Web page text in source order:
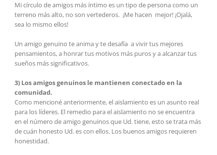
Mi círculo de amigos más íntimo es un tipo de persona como un
terreno más alto, no son vertederos. ¡Me hacen mejor! ¡Ojalá,
sea lo mismo ellos!
Un amigo genuino te anima y te desafía a vivir tus mejores
pensamientos, a honrar tus motivos más puros y a alcanzar tus
sueños más significativos.
3) Los amigos genuinos le mantienen conectado en la
comunidad.
Como mencioné anteriormente, el aislamiento es un asunto real
para los líderes. El remedio para el aislamiento no se encuentra
en el número de amigo genuinos que Ud. tiene, esto se trata más
de cuán honesto Ud. es con ellos. Los buenos amigos requieren
honestidad.